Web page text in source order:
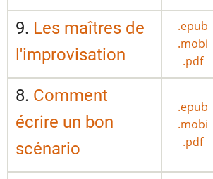
9. Les maîtres de
l'improvisation
.epub
.mobi
.pdf
8. Comment
écrire un bon
scénario
.epub
.mobi
.pdf